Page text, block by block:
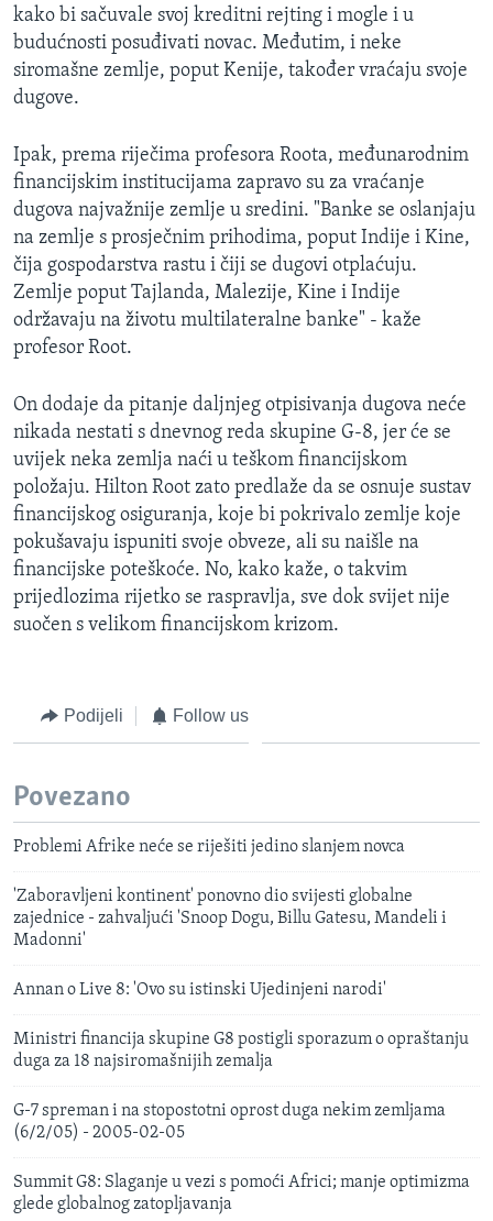
kako bi sačuvale svoj kreditni rejting i mogle i u
budućnosti posuđivati novac. Međutim, i neke
siromašne zemlje, poput Kenije, također vraćaju svoje
dugove.
Ipak, prema riječima profesora Roota, međunarodnim
financijskim institucijama zapravo su za vraćanje
dugova najvažnije zemlje u sredini. "Banke se oslanjaju
na zemlje s prosječnim prihodima, poput Indije i Kine,
čija gospodarstva rastu i čiji se dugovi otplaćuju.
Zemlje poput Tajlanda, Malezije, Kine i Indije
održavaju na životu multilateralne banke" - kaže
profesor Root.
On dodaje da pitanje daljnjeg otpisivanja dugova neće
nikada nestati s dnevnog reda skupine G-8, jer će se
uvijek neka zemlja naći u teškom financijskom
položaju. Hilton Root zato predlaže da se osnuje sustav
financijskog osiguranja, koje bi pokrivalo zemlje koje
pokušavaju ispuniti svoje obveze, ali su naišle na
financijske poteškoće. No, kako kaže, o takvim
prijedlozima rijetko se raspravlja, sve dok svijet nije
suočen s velikom financijskom krizom.
Podijeli Follow us
Povezano
Problemi Afrike neće se riješiti jedino slanjem novca
'Zaboravljeni kontinent' ponovno dio svijesti globalne
zajednice - zahvaljući 'Snoop Dogu, Billu Gatesu, Mandeli i
Madonni'
Annan o Live 8: 'Ovo su istinski Ujedinjeni narodi'
Ministri financija skupine G8 postigli sporazum o opraštanju
duga za 18 najsiromašnijih zemalja
G-7 spreman i na stopostotni oprost duga nekim zemljama
(6/2/05) - 2005-02-05
Summit G8: Slaganje u vezi s pomoći Africi; manje optimizma
glede globalnog zatopljavanja